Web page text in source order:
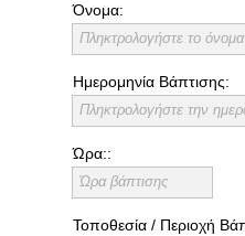
Όνομα:
Πληκτρολογήστε το
Ημερομηνία Βάπτισης:
Πληκτρολογήστε την
Τοποθεσία / Περιοχή
Ώρα::
Ώρα βάπτισης